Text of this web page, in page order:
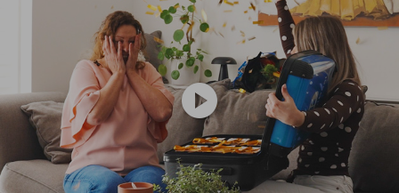
play_circle